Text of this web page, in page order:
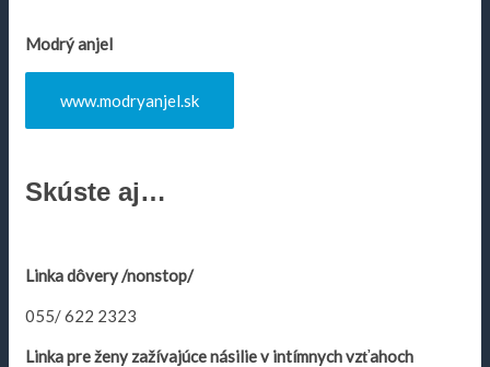
Modrý anjel
www.modryanjel.sk
Skúste aj…
Linka dôvery /nonstop/
055/ 622 2323
Linka pre ženy zažívajúce násilie v intímnych vzťahoch